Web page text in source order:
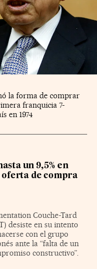
la forma de comprar
franquicia 7-
en 1974
un 9,5% en
oferta de compra
Couche-Tard
desiste en su intento
con el grupo
ante la “falta de un
constructivo”.